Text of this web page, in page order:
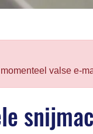
valse e-